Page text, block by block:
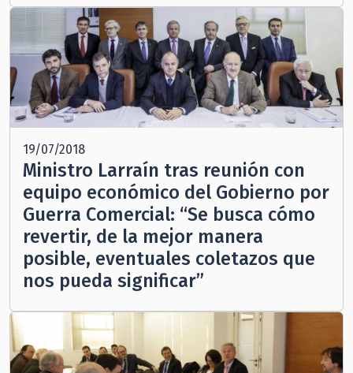
19/07/2018
Ministro Larraín tras reunión con
equipo económico del Gobierno por
Guerra Comercial: “Se busca cómo
revertir, de la mejor manera
posible, eventuales coletazos que
nos pueda significar”